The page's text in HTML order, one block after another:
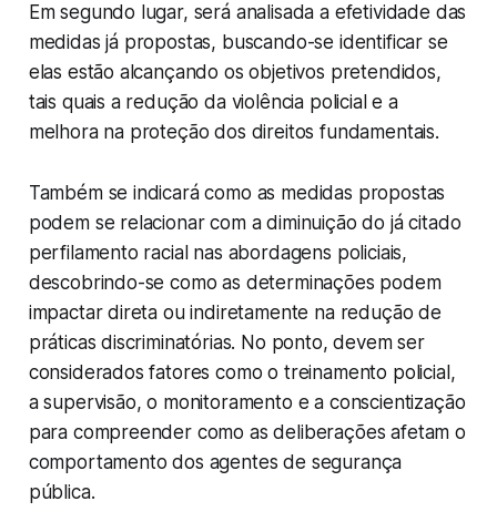
Em segundo lugar, será analisada a efetividade das
medidas já propostas, buscando-se identificar se
elas estão alcançando os objetivos pretendidos,
tais quais a redução da violência policial e a
melhora na proteção dos direitos fundamentais.
Também se indicará como as medidas propostas
podem se relacionar com a diminuição do já citado
perfilamento racial nas abordagens policiais,
descobrindo-se como as determinações podem
impactar direta ou indiretamente na redução de
práticas discriminatórias. No ponto, devem ser
considerados fatores como o treinamento policial,
a supervisão, o monitoramento e a conscientização
para compreender como as deliberações afetam o
comportamento dos agentes de segurança
pública.